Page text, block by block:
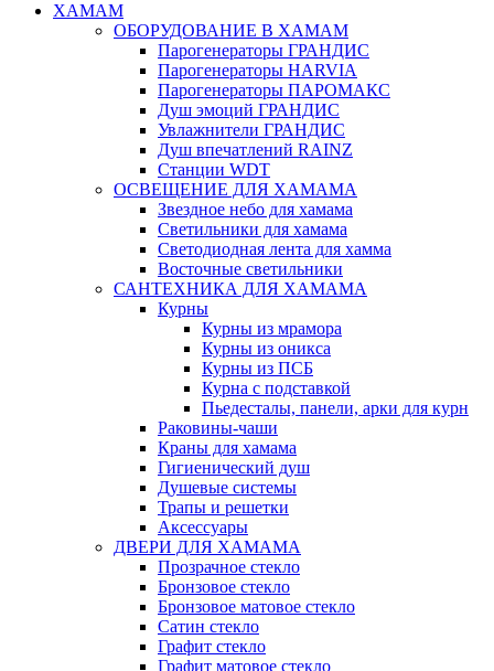
ХАМАМ
ОБОРУДОВАНИЕ В ХАМАМ
Парогенераторы ГРАНДИС
Парогенераторы HARVIA
Парогенераторы ПАРОМАКС
Душ эмоций ГРАНДИС
Увлажнители ГРАНДИС
Душ впечатлений RAINZ
Станции WDT
ОСВЕЩЕНИЕ ДЛЯ ХАМАМА
Звездное небо для хамама
Светильники для хамама
Светодиодная лента для хамма
Восточные светильники
САНТЕХНИКА ДЛЯ ХАМАМА
Курны
Курны из мрамора
Курны из оникса
Курны из ПСБ
Курна с подставкой
Пьедесталы, панели, арки для курн
Раковины-чаши
Краны для хамама
Гигиенический душ
Душевые системы
Трапы и решетки
Аксессуары
ДВЕРИ ДЛЯ ХАМАМА
Прозрачное стекло
Бронзовое стекло
Бронзовое матовое стекло
Сатин стекло
Графит стекло
Графит матовое стекло